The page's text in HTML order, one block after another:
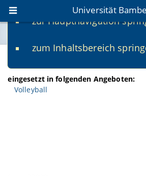
zur Hauptnavigation
zum Inhaltsbereich
Universität
www.uni-bamberg.de
univis.uni-bamberg.de
Hiskia Knestrick
eingesetzt in folgenden Angeboten:
Volleyball